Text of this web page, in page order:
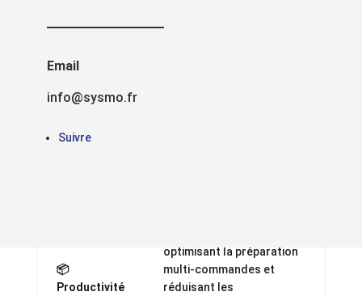
Chariot de picking
sur mesure :
Optimisez votre
commandes
📦
Productivité
optimisant la préparation
multi-commandes et
réduisant les
Email
info@sysmo.fr
Suivre